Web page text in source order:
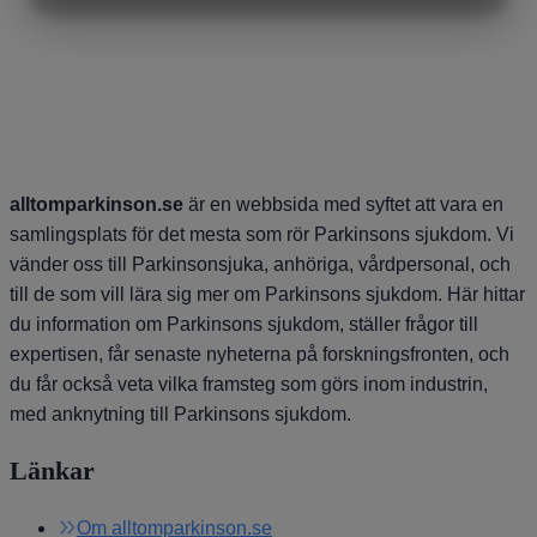
alltomparkinson.se är en webbsida med syftet att vara en
samlingsplats för det mesta som rör Parkinsons sjukdom. Vi
vänder oss till Parkinsonsjuka, anhöriga, vårdpersonal, och
till de som vill lära sig mer om Parkinsons sjukdom. Här hittar
du information om Parkinsons sjukdom, ställer frågor till
expertisen, får senaste nyheterna på forskningsfronten, och
du får också veta vilka framsteg som görs inom industrin,
med anknytning till Parkinsons sjukdom.
Länkar
Om alltomparkinson.se